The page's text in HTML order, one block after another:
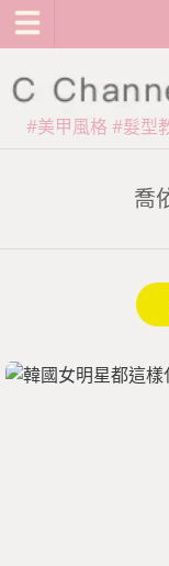
#美甲風格#髮型
喬